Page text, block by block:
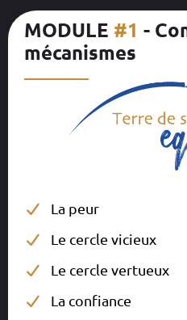
MODULE #1 -
mécanismes
La peur
Le cercle vicieux
Le cercle vertueux
La confiance